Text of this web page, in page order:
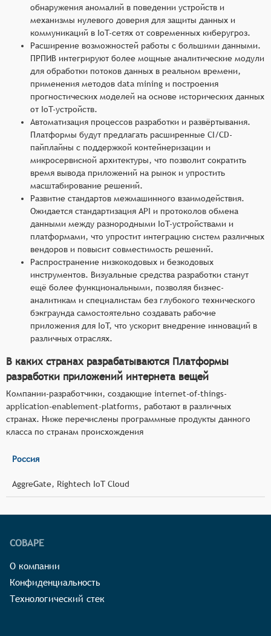
обнаружения аномалий в поведении устройств и
механизмы нулевого доверия для защиты данных и
коммуникаций в IoT-сетях от современных киберугроз.
Расширение возможностей работы с большими данными.
ПРПИВ интегрируют более мощные аналитические модули
для обработки потоков данных в реальном времени,
применения методов data mining и построения
прогностических моделей на основе исторических данных
от IoT-устройств.
Автоматизация процессов разработки и развёртывания.
Платформы будут предлагать расширенные CI/CD-
пайплайны с поддержкой контейнеризации и
микросервисной архитектуры, что позволит сократить
время вывода приложений на рынок и упростить
масштабирование решений.
Развитие стандартов межмашинного взаимодействия.
Ожидается стандартизация API и протоколов обмена
данными между разнородными IoT-устройствами и
платформами, что упростит интеграцию систем различных
вендоров и повысит совместимость решений.
Распространение низкокодовых и безкодовых
инструментов. Визуальные средства разработки станут
ещё более функциональными, позволяя бизнес-
аналитикам и специалистам без глубокого технического
бэкграунда самостоятельно создавать рабочие
приложения для IoT, что ускорит внедрение инноваций в
различных отраслях.
В каких странах разрабатываются Платформы
разработки приложений интернета вещей
Компании-разработчики, создающие internet-of-things-
application-enablement-platforms, работают в различных
странах. Ниже перечислены программные продукты данного
класса по странам происхождения
Россия
AggreGate, Rightech IoT Cloud
СОВАРЕ
О компании
Конфиденциальность
Технологический стек